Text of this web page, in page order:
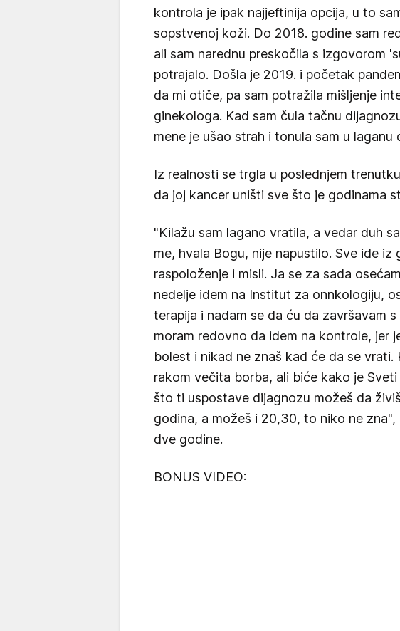
kontrola je ipak najjeftinija opcija, u to
sopstvenoj koži. Do 2018. godine sam
ali sam narednu preskočila s izgovorom
potrajalo. Došla je 2019. i početak
da mi otiče, pa sam potražila mišljenje
ginekologa. Kad sam čula tačnu
mene je ušao strah i tonula sam u laganu
Iz realnosti se trgla u poslednjem
da joj kancer uništi sve što je godinama
"Kilažu sam lagano vratila, a vedar duh
me, hvala Bogu, nije napustilo. Sve ide
raspoloženje i misli. Ja se za sada
nedelje idem na Institut za onnkologiju,
terapija i nadam se da ću da završavam
moram redovno da idem na kontrole, jer
bolest i nikad ne znaš kad će da se vrati.
rakom večita borba, ali biće kako je
što ti uspostave dijagnozu možeš da
godina, a možeš i 20,30, to niko ne zna",
dve godine.
BONUS VIDEO: